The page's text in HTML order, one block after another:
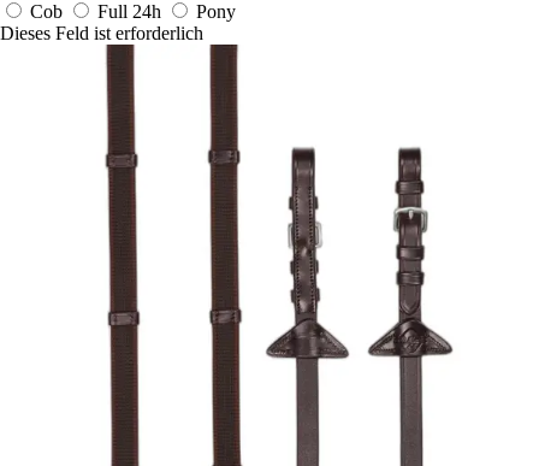
Cob
Full 24h
Pony
Dieses Feld ist erforderlich